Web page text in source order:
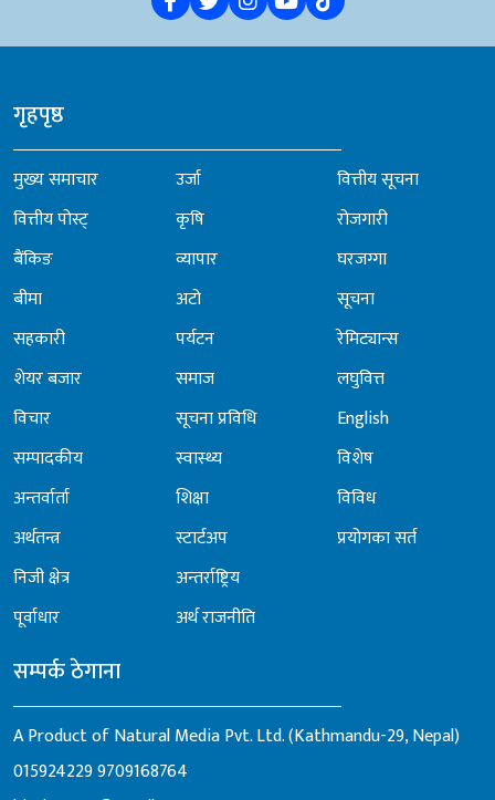
गृहपृष्ठ
मुख्य समाचार
वित्तीय पोस्ट्
बैंकिङ
बीमा
सहकारी
शेयर बजार
विचार
सम्पादकीय
अन्तर्वार्ता
अर्थतन्त्र
निजी क्षेत्र
पूर्वाधार
उर्जा
कृषि
व्यापार
अटो
पर्यटन
समाज
सूचना प्रविधि
स्वास्थ्य
शिक्षा
स्टार्टअप
अन्तर्राष्ट्रिय
अर्थ राजनीति
वित्तीय सूचना
रोजगारी
घरजग्गा
सूचना
रेमिट्यान्स
लघुवित्त
English
विशेष
विविध
प्रयोगका सर्त
सम्पर्क ठेगाना
A Product of Natural Media Pvt. Ltd. (Kathmandu-29, Nepal)
0159242299709168764